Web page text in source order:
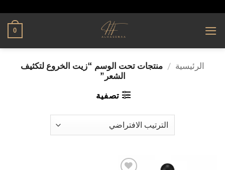
0
الرئيسية / منتجات تحت الوسم “زيت الخروع لتكثيف
الشعر”
تصفية